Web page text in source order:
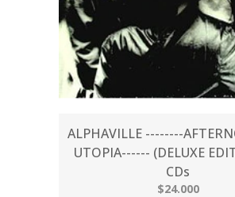
ALPHAVILLE --------
UTOPIA------ (DELUXE
CDs
$24.000